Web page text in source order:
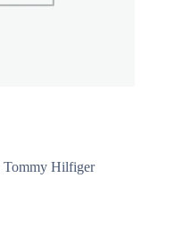
Tommy Hilfiger